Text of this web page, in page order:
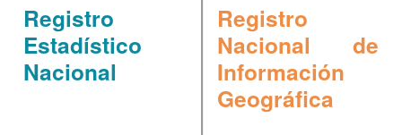
Registro
Estadístico
Nacional
Registro
Nacional de
Información
Geográfica